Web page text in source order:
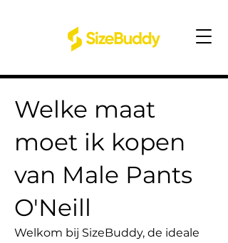
Welke maat
moet ik kopen
van Male Pants
O'Neill
Welkom bij SizeBuddy, de ideale